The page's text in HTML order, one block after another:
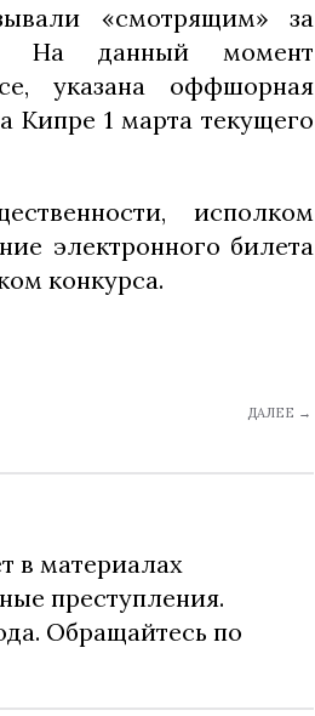
«смотрящим» за
На данный момент
указана оффшорная
Кипре 1 марта текущего
исполком
электронного билета
конкурса.
ДАЛЕЕ →
в материалах
преступления.
Обращайтесь по